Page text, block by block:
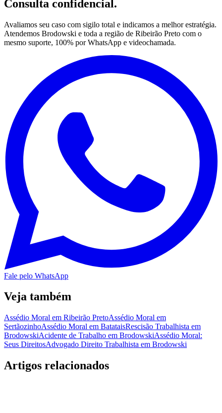
Consulta confidencial.
Avaliamos seu caso com sigilo total e indicamos a melhor estratégia.
Atendemos Brodowski e toda a região de Ribeirão Preto com o
mesmo suporte, 100% por WhatsApp e videochamada.
Fale pelo WhatsApp
Veja também
Assédio Moral em Ribeirão PretoAssédio Moral em
SertãozinhoAssédio Moral em BatataisRescisão Trabalhista em
BrodowskiAcidente de Trabalho em BrodowskiAssédio Moral:
Seus DireitosAdvogado Direito Trabalhista em Brodowski
Artigos relacionados